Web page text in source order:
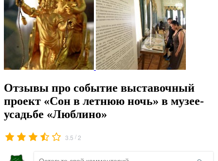
Отзывы про событие выставочный
проект «Сон в летнюю ночь» в музее-
усадьбе «Люблино»
3.5 /2